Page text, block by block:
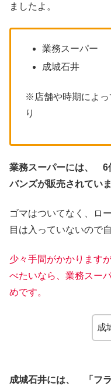
ましたよ。
業務スーパー
成城石井
※店舗や時期によっ
り
業務スーパーには、 6
バンズが販売されていま
ゴマはついてなく、ロ
目は入っていないので
少々手間がかかります
べたいなら、業務スー
めです。
成
成城石井には、 「フラ